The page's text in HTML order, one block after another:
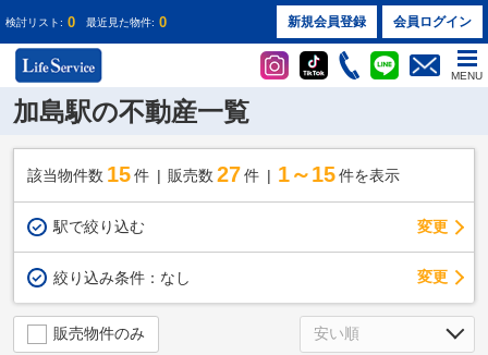
検討リスト: 0 最近見た物件: 0 新規会員登録 会員ログイン
MENU
加島駅の不動産一覧
該当物件数 15件 販売数 27 件 1～15 件を表示
駅で絞り込む 変更
絞り込み条件： なし 変更
販売物件のみ